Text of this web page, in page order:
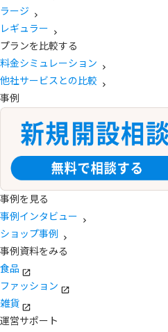
ラージ
レギュラー
プランを比較する
料金シミュレーション
他社サービスとの比較
事例
事例を見る
事例インタビュー
ショップ事例
事例資料をみる
食品
ファッション
雑貨
運営サポート